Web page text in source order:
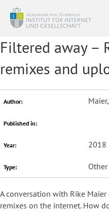
Filtered away –
remixes and
Author:
Published in:
Year: 2018
Type:
A conversation with Rike
remixes on the internet. How